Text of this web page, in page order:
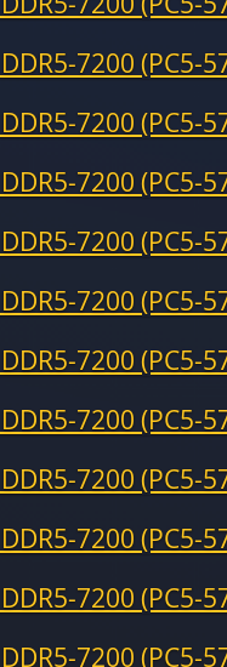
7200 (PC5-
7200 (PC5-
7200 (PC5-
7200 (PC5-
7200 (PC5-
7200 (PC5-
7200 (PC5-
7200 (PC5-
7200 (PC5-
7200 (PC5-
7200 (PC5-